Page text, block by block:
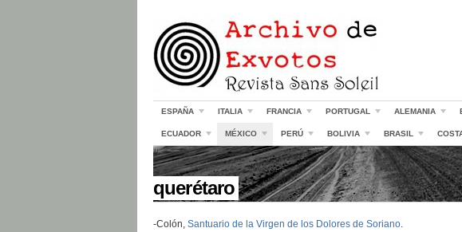
ESPAÑA ITALIA FRANCIA PORTUGAL ALEMANIA
ECUADOR MÉXICO PERÚ BOLIVIA BRASIL
//
querétaro
-Colón, Santuario de la Virgen de los Dolores de Soriano.